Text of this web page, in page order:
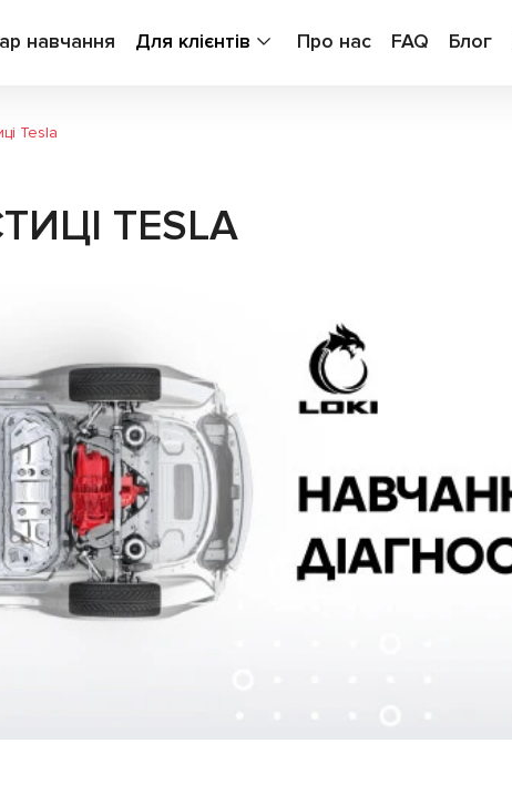
навчання Для клієнтів Про нас FAQ Блог
Tesla
TESLA